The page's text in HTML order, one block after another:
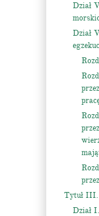
Dział
Dział
Tytuł III.
Dział